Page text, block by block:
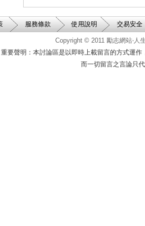
服務條款 使用說明 交易安全
Copyright © 2011 勵志網站‧
重要聲明：本討論區是以即時上載留言的方式運
而一切留言之言論只